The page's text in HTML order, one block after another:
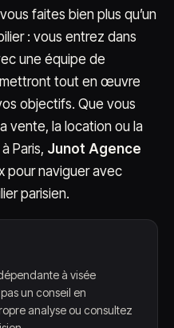
faites bien plus qu’un
: vous entrez dans
une équipe de
tout en œuvre
objectifs. Que vous
vente, la location ou la
Paris, Junot Agence
pour naviguer avec
parisien.
à visée
un conseil en
analyse ou consultez